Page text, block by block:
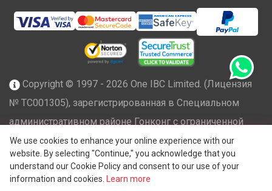
We use cookies to enhance your online experience with our
website. By selecting "Continue," you acknowledge that you
understand our Cookie Policy and consent to our use of your
information and cookies.
Learn more
Copyright © 1997 - 2026 One IBC Limited. (Лицензия
№ TC001305), зарегистрированная в Специальном
административном районе Гонконг с ограниченной
ответственностью и являющаяся членом сети One IBC
независимых и отдельных юридических лиц,
аффилированных с One IBC®Group ("